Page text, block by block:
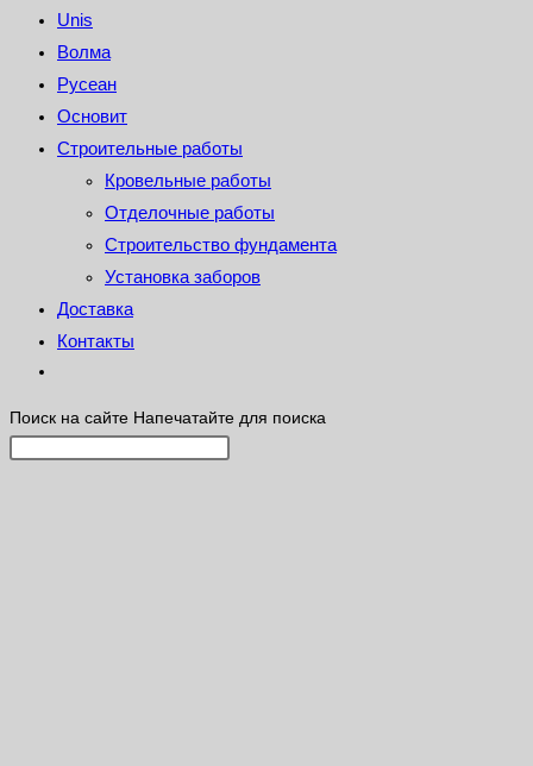
Unis
Волма
Русеан
Основит
Строительные работы
Кровельные работы
Отделочные работы
Строительство фундамента
Установка заборов
Доставка
Контакты
Поиск на сайте Напечатайте для поиска